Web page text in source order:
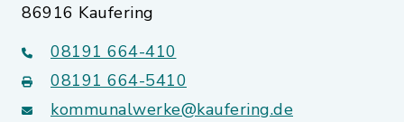
86916 Kaufering
08191 664-410
08191 664-5410
kommunalwerke@kaufering.de